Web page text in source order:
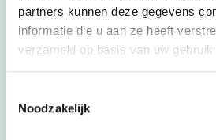
partners kunnen deze gegevens
informatie die u aan ze heeft
verzameld op basis van uw
Noodzakelijk